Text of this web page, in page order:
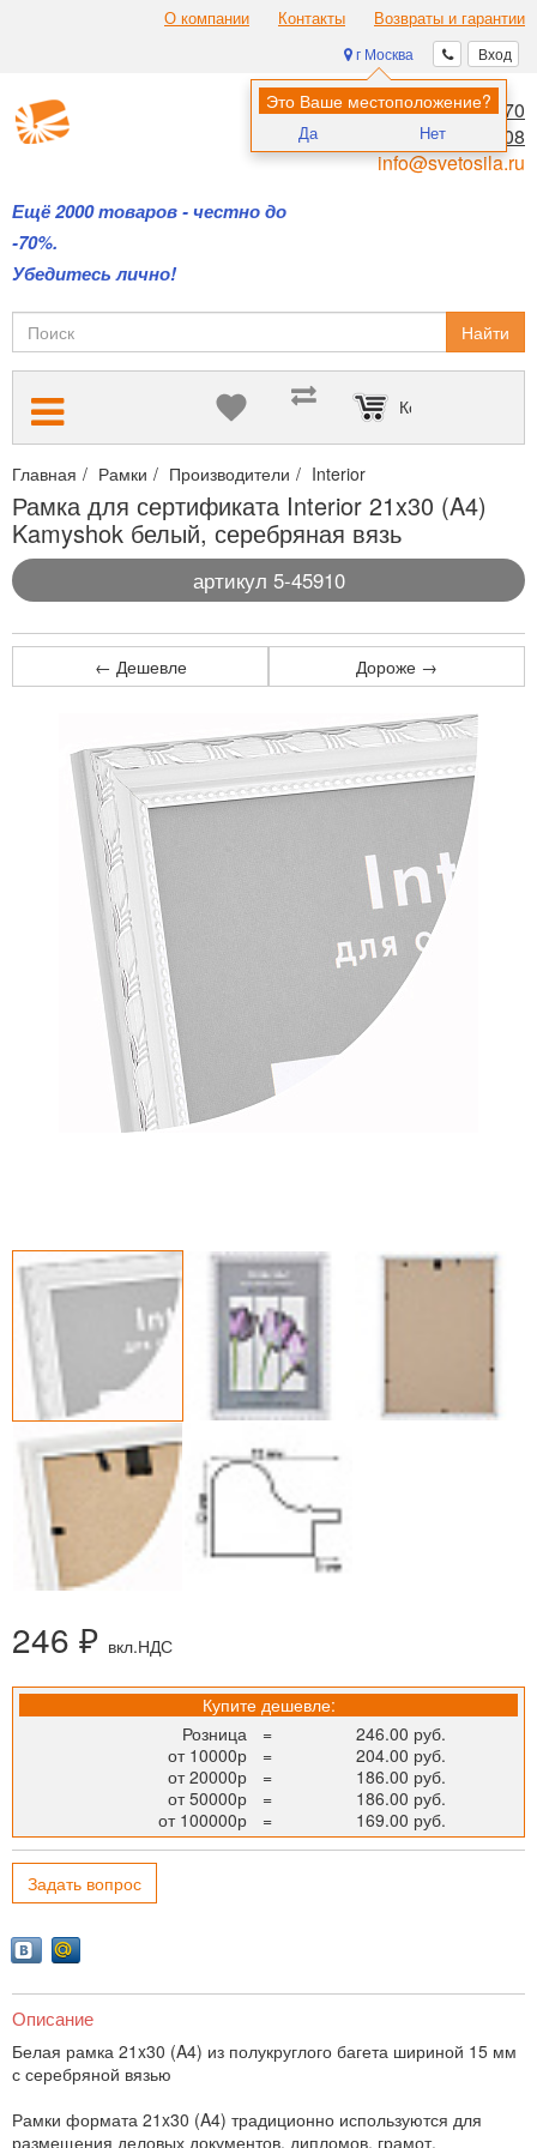
О компании Контакты Возвраты и гарантии
Вход
г Москва
Это Ваше местоположение?
Да Нет
Ещё 2000 товаров - честно до
-70%.
Убедитесь лично!
8 (495) 970-00-70
8 (800) 700-11-08
info@svetosila.ru
Найти
Корзина пуста
Главная Рамки Производители Interior
Рамка для сертификата Interior 21x30 (A4)
Kamyshok белый, серебряная вязь
артикул 5-45910
← Дешевле Дороже →
246 ₽ вкл.НДС
Купите дешевле:
Розница
=
246.00 руб.
от 10000р
=
204.00 руб.
от 20000р
=
186.00 руб.
от 50000р
=
186.00 руб.
от 100000р
= 169.00 руб.
Задать вопрос
Описание
Белая рамка 21x30 (A4) из полукруглого багета шириной 15 мм
с серебряной вязью
Рамки формата 21x30 (A4) традиционно используются для
размещения деловых документов, дипломов, грамот,